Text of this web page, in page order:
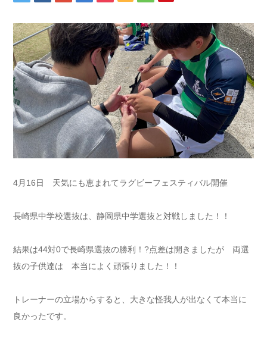
4月16日 天気にも恵まれてラグビーフェスティバル開催
長崎県中学校選抜は、静岡県中学選抜と対戦しました！！
結果は44対0で長崎県選抜の勝利！?点差は開きましたが 両選
抜の子供達は 本当によく頑張りました！！
トレーナーの立場からすると、大きな怪我人が出なくて本当に
良かったです。